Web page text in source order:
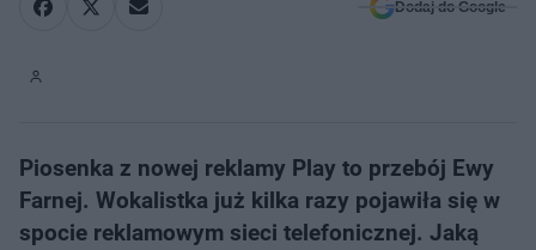
Dodaj do Google
Piosenka z nowej reklamy Play to przebój Ewy
Farnej. Wokalistka już kilka razy pojawiła się w
spocie reklamowym sieci telefonicznej. Jaką